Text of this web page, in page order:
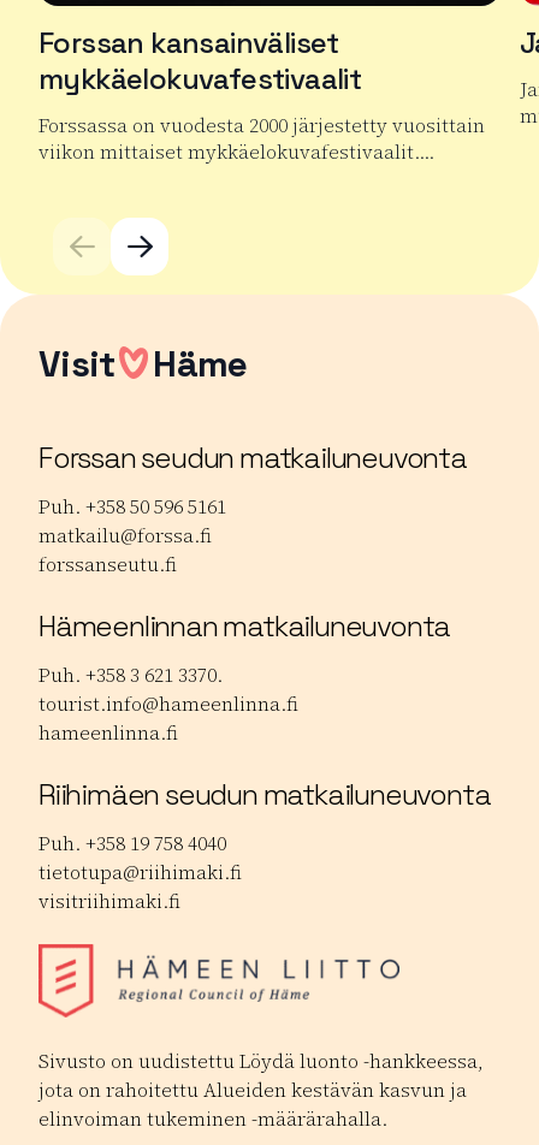
Forssan kansainväliset
mykkäelokuvafestivaalit
Forssassa on vuodesta 2000 järjestetty vuosittain
viikon mittaiset mykkäelokuvafestivaalit….
Visit Häme
Forssan seudun matkailuneuvonta
Puh. +358 50 596 5161
matkailu@forssa.fi
forssanseutu.fi
Hämeenlinnan matkailuneuvonta
Puh. +358 3 621 3370.
tourist.info@hameenlinna.fi
hameenlinna.fi
Riihimäen seudun matkailuneuvonta
Puh. +358 19 758 4040
tietotupa@riihimaki.fi
visitriihimaki.fi
Sivusto on uudistettu Löydä luonto -hankkeessa,
jota on rahoitettu Alueiden kestävän kasvun ja
elinvoiman tukeminen -määrärahalla.